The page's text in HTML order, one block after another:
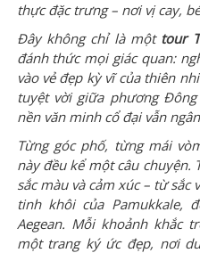
thực đặc trưng – nơi vị cay,
Đây không chỉ là một tour
đánh thức mọi giác quan:
vào vẻ đẹp kỳ vĩ của thiên
tuyệt vời giữa phương
nền văn minh cổ đại vẫn
Từng góc phố, từng mái
này đều kể một câu chuyện.
sắc màu và cảm xúc – từ sắc
tinh khôi của Pamukkale,
Aegean. Mỗi khoảnh khắc
một trang ký ức đẹp, nơi